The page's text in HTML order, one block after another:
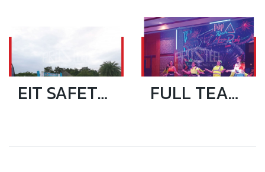
EIT SAFETY RUN 2019 FULL TEAM FULL MOON PARTY 2019 @ PATTAYA